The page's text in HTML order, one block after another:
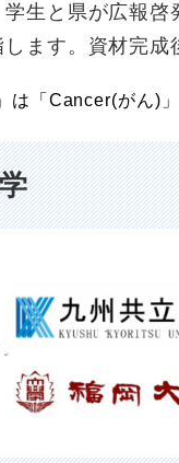
生と県が広報啓
ます。資材完成
」は「Cancer(がん)